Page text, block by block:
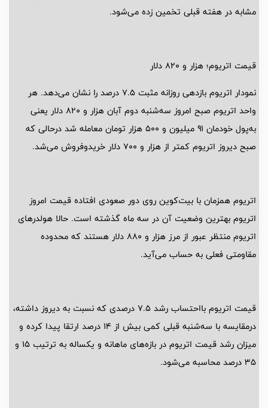
مشابه در هفته قبلی تخمین زده می‌شود.
قیمت اتریوم؛ هزار و ۸۲۰ دلار
نمودار اتریوم بازدهی روزانه مثبت ۷.۵ درصد را نشان می‌دهد. هر
واحد اتریوم صبح امروز سه‌شنبه دوم آبان هزار و ۸۲۰ دلار یعنی
به‌پول خودمان ۹۱ میلیون و ۵۰۰ هزار تومان معامله شد درحالی که
صبح دیروز اتریوم کمتر از هزار و ۷۰۰ دلار خریدوفروش می‌شد.
اتریوم همزمان با بیت‌کوین روی دور صعودی افتاده قیمت امروز
اتریوم بهترین وضعیت آن در سه ماه گذشته است. حالا هولدر‌های
اتریوم منتظر عبور از مرز هزار و ۸۸۰ دلار هستند که محدوده
مقاومتی فعلی به حساب می‌آید.
قیمت اتریوم بااحتساب رشد ۷.۵ درصدی که نسبت به دیروز داشته،
درمقایسه با سه‌شنبه قبلی کمی بیش از ۱۴ درصد ارتقا پیدا کرده و
میزان رشد قیمت اتریوم در بازه‌های ماهانه و یکساله به ترتیب ۱۵ و
۳۵ درصد محاسبه می‌شود.